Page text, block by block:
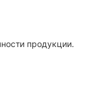
продукции.